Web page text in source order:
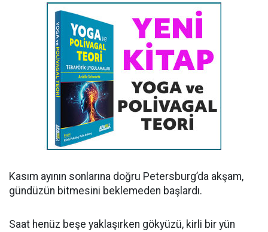
Kasım ayının sonlarına doğru Petersburg’da akşam,
gündüzün bitmesini beklemeden başlardı.
Saat henüz beşe yaklaşırken gökyüzü, kirli bir yün